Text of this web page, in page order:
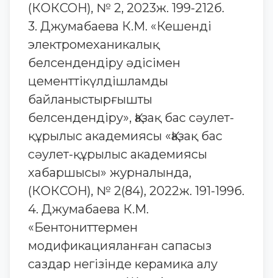
(КОКСОН), № 2, 2023ж. 199-212б.
3. Джумабаева К.М. «Кешенді
электромеханикалық
белсендендіру әдісімен
цементтікүлдішламды
байланыстырғышты
белсендендіру», Қазақ бас сәулет-
құрылыс академиясы «Қазақ бас
сәулет-құрылыс академиясы
хабаршысы» журналында,
(КОКСОН), № 2(84), 2022ж. 191-199б.
4. Джумабаева К.М.
«Бентониттермен
модификацияланған сапасыз
саздар негізінде керамика алу